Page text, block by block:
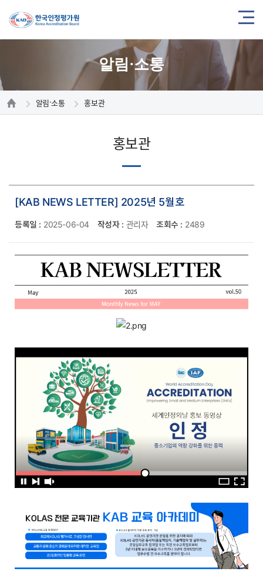
알림·소통
알림·소통 홍보관
홍보관
[KAB NEWS LETTER] 2025년 5월호
등록일 : 2025-06-04 작성자 : 관리자 조회수 : 2489